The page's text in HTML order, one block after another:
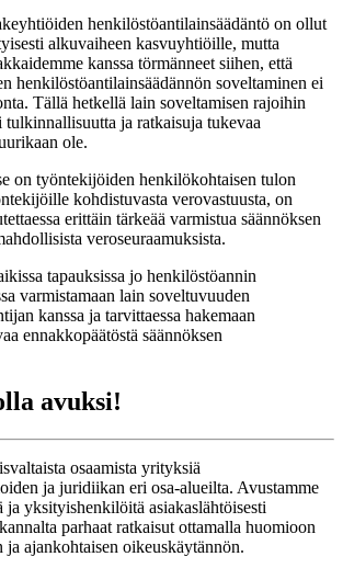
henkilöstöantilainsäädäntö on ollut
alkuvaiheen kasvuyhtiöille, mutta
kanssa törmänneet siihen, että
henkilöstöantilainsäädännön soveltaminen ei
Tällä hetkellä lain soveltamisen rajoihin
ja ratkaisuja tukevaa
ole.
on työntekijöiden henkilökohtaisen tulon
kohdistuvasta verovastuusta, on
erittäin tärkeää varmistua säännöksen
veroseuraamuksista.
tapauksissa jo henkilöstöannin
varmistamaan lain soveltuvuuden
kanssa ja tarvittaessa hakemaan
ennakkopäätöstä säännöksen
avuksi!
osaamista yrityksiä
ja juridiikan eri osa-alueilta. Avustamme
ja yksityishenkilöitä asiakaslähtöisesti
parhaat ratkaisut ottamalla huomioon
ja ajankohtaisen oikeuskäytännön.